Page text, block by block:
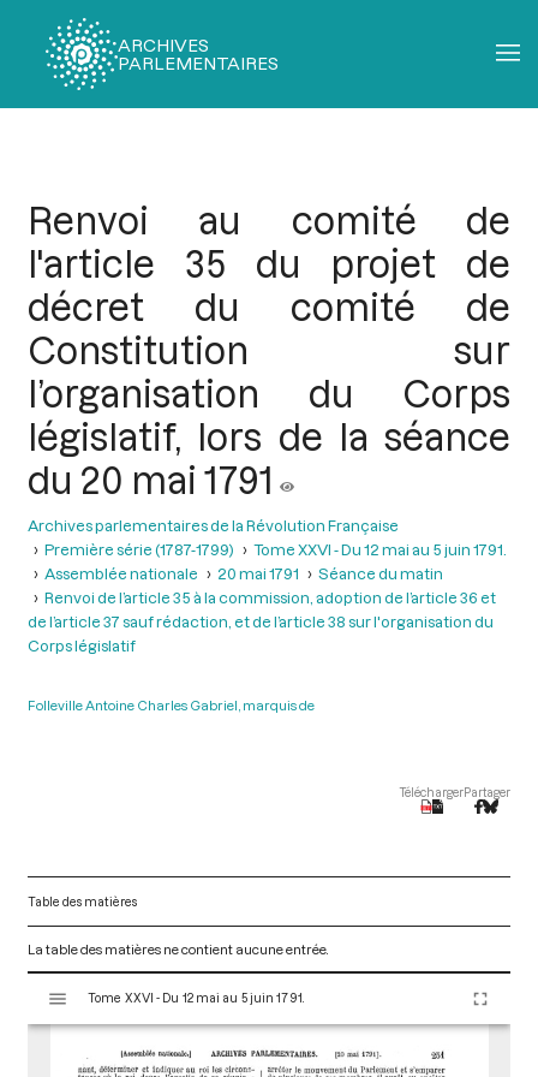
ARCHIVES
PARLEMENTAIRES
Renvoi au comité de
l'article 35 du projet de
décret du comité de
Constitution sur
l’organisation du Corps
législatif, lors de la séance
du 20 mai 1791
Archives parlementaires de la Révolution Française
Première série (1787-1799)
Tome XXVI - Du 12 mai au 5 juin 1791.
Assemblée nationale
20 mai 1791
Séance du matin
Renvoi de l’article 35 à la commission, adoption de l’article 36 et
de l’article 37 sauf rédaction, et de l’article 38 sur l'organisation du
Corps législatif
Folleville Antoine Charles Gabriel, marquis de
TéléchargerPartager
Table des matières
La table des matières ne contient aucune entrée.
s
Tome XXVI - Du 12 mai au 5 juin 1791.